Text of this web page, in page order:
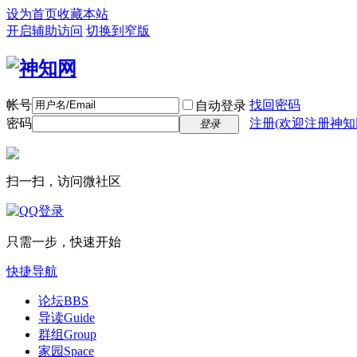
设为首页收藏本站
开启辅助访问 切换到窄版
帐号 自动登录 找回密码
密码
登录 注册(欢迎注册神
扫一扫，访问微社区
只需一步，快速开始
快捷导航
论坛BBS
导读Guide
群组Group
家园 Space